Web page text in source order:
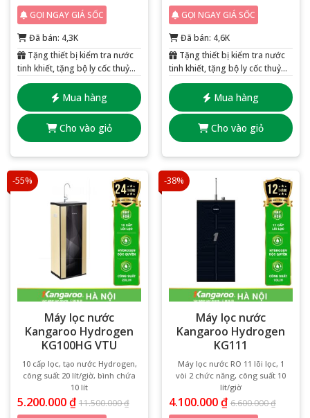
Mua hàng
Cho vào giỏ
GỌI NGAY GIÁ SỐC
Đã bán: 4,3K
Tặng thiết bị kiểm tra nước
tinh khiết, tặng bộ ly cốc thuỷ
tinh 6 chiếc
Mua hàng
Cho vào giỏ
GỌI NGAY GIÁ SỐC
Đã bán: 4,6K
Tặng thiết bị kiểm tra nước
tinh khiết, tặng bộ ly cốc thuỷ
tinh 6 chiếc
-55%
Máy lọc nước
Kangaroo Hydrogen
KG100HG VTU
10 cấp lọc, tạo nước Hydrogen,
công suất 20 lít/giờ, bình chứa
10 lít
5.200.000₫ 11.500.000₫
-38%
Máy lọc nước
Kangaroo Hydrogen
KG111
Máy lọc nước RO 11 lõi lọc, 1
vòi 2 chức năng, công suất 10
lít/giờ
4.100.000₫ 6.600.000₫